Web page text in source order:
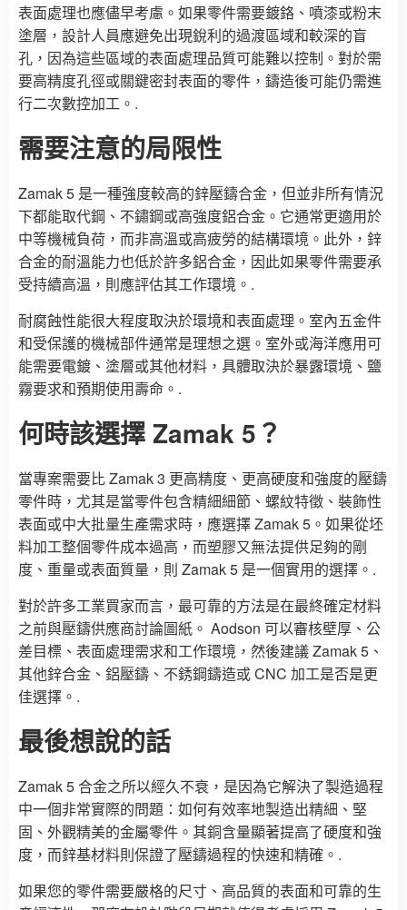
表面處理也應儘早考慮。如果零件需要鍍鉻、噴漆或粉末
塗層，設計人員應避免出現銳利的過渡區域和較深的盲
孔，因為這些區域的表面處理品質可能難以控制。對於需
要高精度孔徑或關鍵密封表面的零件，鑄造後可能仍需進
行二次數控加工。.
需要注意的局限性
Zamak 5 是一種強度較高的鋅壓鑄合金，但並非所有情況
下都能取代鋼、不鏽鋼或高強度鋁合金。它通常更適用於
中等機械負荷，而非高溫或高疲勞的結構環境。此外，鋅
合金的耐溫能力也低於許多鋁合金，因此如果零件需要承
受持續高溫，則應評估其工作環境。.
耐腐蝕性能很大程度取決於環境和表面處理。室內五金件
和受保護的機械部件通常是理想之選。室外或海洋應用可
能需要電鍍、塗層或其他材料，具體取決於暴露環境、鹽
霧要求和預期使用壽命。.
何時該選擇 Zamak 5？
當專案需要比 Zamak 3 更高精度、更高硬度和強度的壓鑄
零件時，尤其是當零件包含精細細節、螺紋特徵、裝飾性
表面或中大批量生產需求時，應選擇 Zamak 5。如果從坯
料加工整個零件成本過高，而塑膠又無法提供足夠的剛
度、重量或表面質量，則 Zamak 5 是一個實用的選擇。.
對於許多工業買家而言，最可靠的方法是在最終確定材料
之前與壓鑄供應商討論圖紙。 Aodson 可以審核壁厚、公
差目標、表面處理需求和工作環境，然後建議 Zamak 5、
其他鋅合金、鋁壓鑄、不銹鋼鑄造或 CNC 加工是否是更
佳選擇。.
最後想說的話
Zamak 5 合金之所以經久不衰，是因為它解決了製造過程
中一個非常實際的問題：如何有效率地製造出精細、堅
固、外觀精美的金屬零件。其銅含量顯著提高了硬度和強
度，而鋅基材料則保證了壓鑄過程的快速和精確。.
如果您的零件需要嚴格的尺寸、高品質的表面和可靠的生